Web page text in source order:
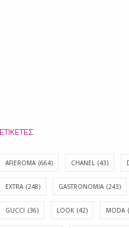
ΕΤΙΚΈΤΕΣ
AFIEROMA (664) CHANEL (43)
EXTRA (248) GASTRONOMIA (243)
GUCCI (36) LOOK (42) MODA